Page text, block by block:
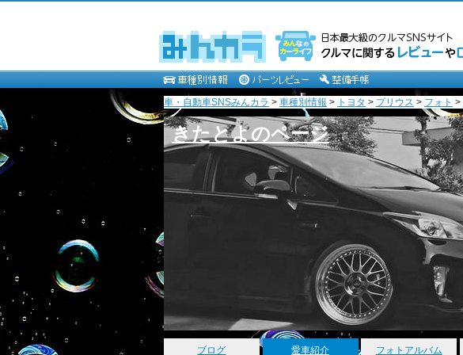
車・自動車SNSみんカラ > 車種別情報 > トヨタ > プリウス > フォト >
きたとよのページ
ブログ 愛車紹介 フォトアルバム